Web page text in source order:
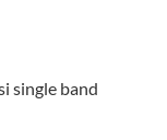
single band